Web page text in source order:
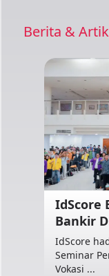
Berita &
IdScore
Bankir
IdScore
Seminar
Vokasi ...